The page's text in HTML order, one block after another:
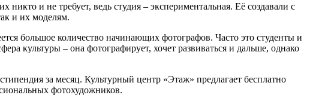
и не требует, ведь студия – экспериментальная. Её создавали с
и их моделям.
большое количество начинающих фотографов. Часто это студенты и
культуры – она фотографирует, хочет развиваться и дальше, однако
за месяц. Культурный центр «Этаж» предлагает бесплатно
фотохудожников.